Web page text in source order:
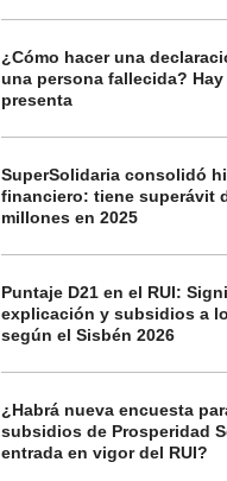
¿Cómo hacer una
una persona fallecida?
presenta
SuperSolidaria consolidó
financiero: tiene superávit
millones en 2025
Puntaje D21 en el RUI:
explicación y subsidios a
según el Sisbén 2026
¿Habrá nueva encuesta
subsidios de Prosperidad
entrada en vigor del RUI?